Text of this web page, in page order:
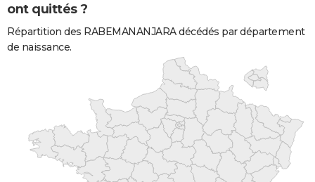
ont quittés ?
Répartition des RABEMANANJARA décédés par département
de naissance.